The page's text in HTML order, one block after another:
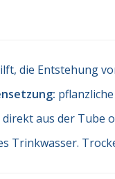
die Entstehung
aus der Tube
Trinkwasser.